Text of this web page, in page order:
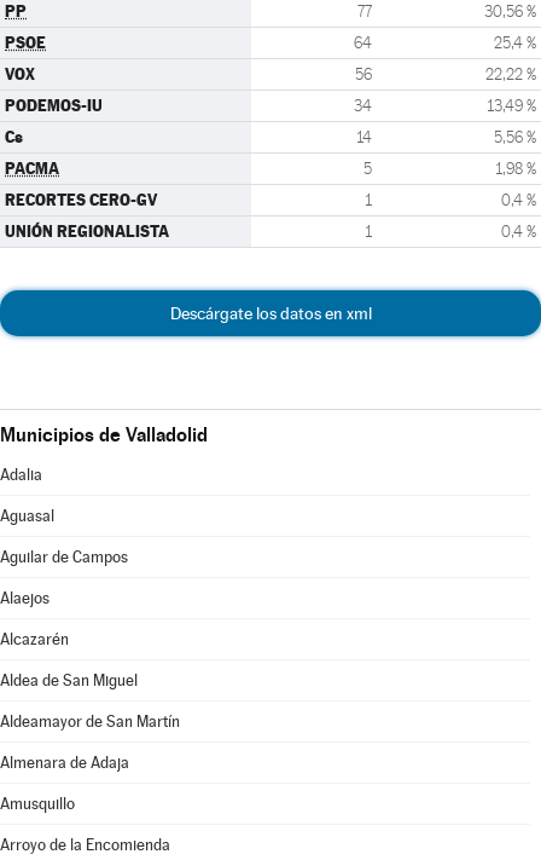
PP 77 30,56 %
PSOE 64 25,4 %
VOX 56 22,22 %
PODEMOS-IU 34 13,49 %
Cs 14 5,56 %
PACMA 5 1,98 %
RECORTES CERO-GV 1 0,4 %
UNIÓN REGIONALISTA 1 0,4 %
Descárgate los datos en xml
Municipios de Valladolid
Adalia
Aguasal
Aguilar de Campos
Alaejos
Alcazarén
Aldea de San Miguel
Aldeamayor de San Martín
Almenara de Adaja
Amusquillo
Arroyo de la Encomienda